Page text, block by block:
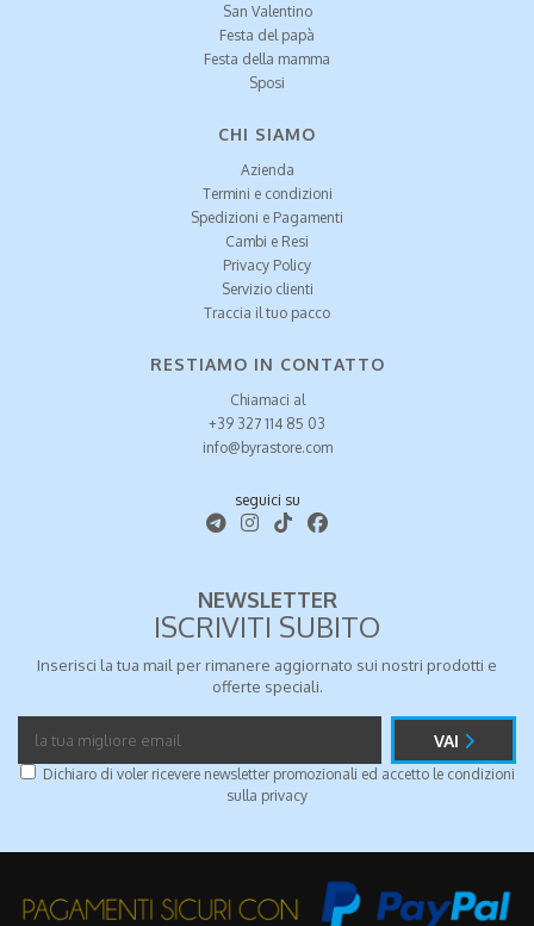
San Valentino
Festa del papà
Festa della mamma
Sposi
CHI SIAMO
Azienda
Termini e condizioni
Spedizioni e Pagamenti
Cambi e Resi
Privacy Policy
Servizio clienti
Traccia il tuo pacco
RESTIAMO IN CONTATTO
Chiamaci al
+39 327 114 85 03
info@byrastore.com
seguici su
NEWSLETTER
ISCRIVITI SUBITO
Inserisci la tua mail per rimanere aggiornato sui nostri prodotti e
offerte speciali.
VAI
Dichiaro di voler ricevere newsletter promozionali ed accetto le condizioni
sulla privacy